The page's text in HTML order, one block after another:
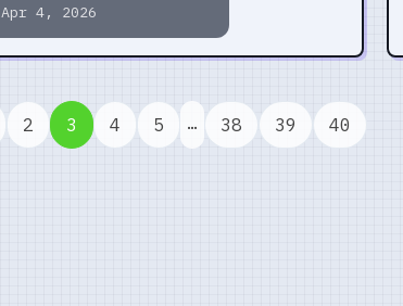
Apr 4, 2026
2 3 4 5 … 38 39 40